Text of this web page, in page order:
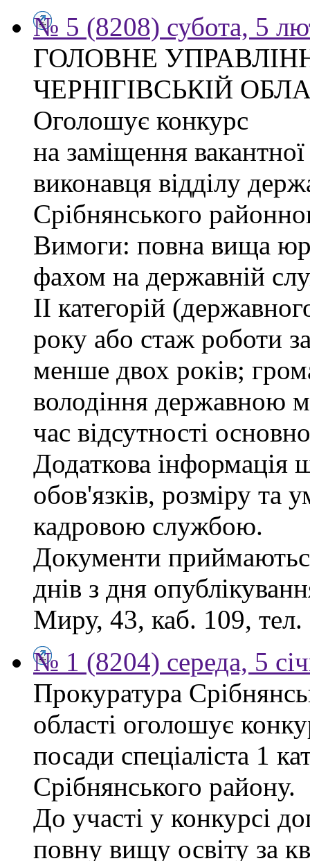
№ 5 (8208) субота, 5
ГОЛОВНЕ
ЧЕРНІГІВСЬКІЙ
Оголошує конкурс
на заміщення
виконавця відділу
Срібнянського
Вимоги: повна вища
фахом на державній
ІІ категорій
року або стаж роботи
менше двох років;
володіння державною
час відсутності
Додаткова інформація
обов'язків, розміру та
кадровою службою.
Документи
днів з дня
Миру, 43, каб. 109,
№ 1 (8204) середа, 5
Прокуратура
області оголошує
посади спеціаліста 1
Срібнянського району.
До участі у конкурсі
повну вищу освіту за